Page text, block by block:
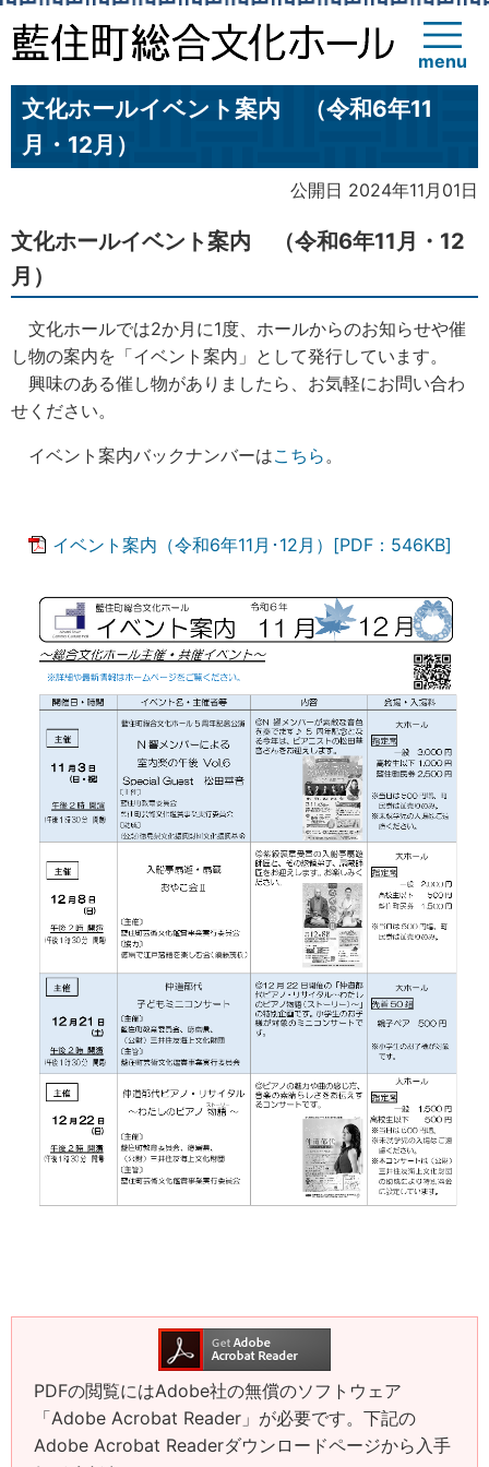
menu
文化ホールイベント案内 （令和6年11
月・12月）
公開日 2024年11月01日
文化ホールイベント案内 （令和6年11月・12
月）
文化ホールでは2か月に1度、ホールからのお知らせや催
し物の案内を「イベント案内」として発行しています。
興味のある催し物がありましたら、お気軽にお問い合わ
せください。
イベント案内バックナンバーはこちら。
イベント案内（令和6年11月･12月）[PDF：546KB]
PDFの閲覧にはAdobe社の無償のソフトウェア
「Adobe Acrobat Reader」が必要です。下記の
Adobe Acrobat Readerダウンロードページから入手